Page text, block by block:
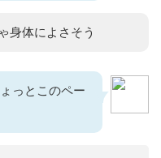
身体によさそう
っとこのペー